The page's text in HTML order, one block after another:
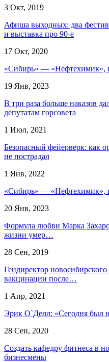
3 Окт, 2019
Афиша выходных: два
и выставка про 90-е
17 Окт, 2020
«Сибирь» — «Нефтехимик»,
19 Янв, 2023
В три раза больше наказов
депутатам горсовета
1 Июл, 2021
Безопасный фейерверк: как
не пострадал
1 Янв, 2022
«Сибирь» — «Нефтехимик»,
20 Янв, 2023
Формула любви Марка
жизни умер…
28 Сен, 2019
Гендиректор новосибирского
вакцинации после…
1 Апр, 2021
Эрик О`Делл: «Сегодня был
28 Сен, 2020
Создать кафедру фитнеса в
бизнесмены